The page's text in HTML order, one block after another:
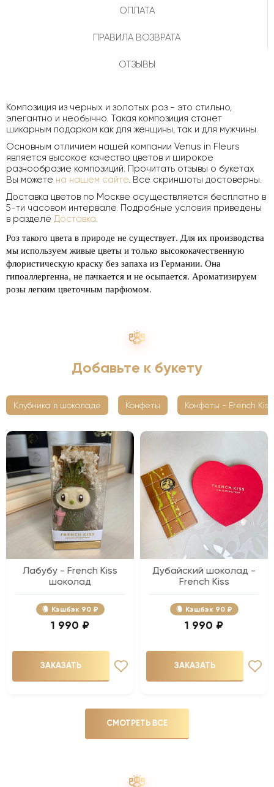
ОПЛАТА
ПРАВИЛА ВОЗВРАТА
ОТЗЫВЫ
Композиция из черных и золотых роз - это стильно,
элегантно и необычно. Такая композиция станет
шикарным подарком как для женщины, так и для мужчины.
Основным отличием нашей компании Venus in Fleurs
является высокое качество цветов и широкое
разнообразие композиций. Прочитать отзывы о букетах
Вы можете на нашем сайте. Все скриншоты достоверны.
Доставка цветов по Москве осуществляется бесплатно в
5-ти часовом интервале. Подробные условия приведены
в разделе Доставка.
Роз такого цвета в природе не существует. Для их производства
мы используем живые цветы и только высококачественную
флористическую краску без запаха из Германии. Она
гипоаллергенна, не пачкается и не осыпается. Ароматизируем
розы легким цветочным парфюмом.
Добавьте к букету
Клубника в шоколаде Конфеты Конфеты - French Kiss
Лабубу - French Kiss
шоколад
Кэшбэк 90 ₽
1 990 ₽
ЗАКАЗАТЬ
Дубайский шоколад -
French Kiss
Кэшбэк 90 ₽
1 990 ₽
ЗАКАЗАТЬ
СМОТРЕТЬ ВСЕ